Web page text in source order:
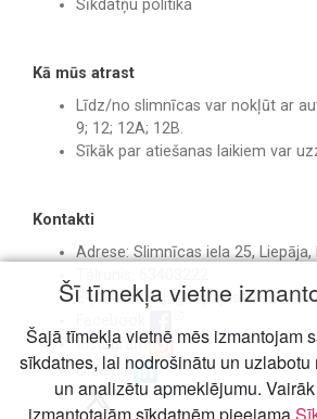
Sīkdatņu politika
Kā mūs atrast
Līdz/no slimnīcas var nokļūt ar
9; 12; 12A; 12B.
Sīkāk par atiešanas laikiem var
Kontakti
Adrese: Slimnīcas iela 25, Liepāja,
E-pasts:birojs@liepajasslimnica.lv
Instagram
Linkedin
Šī tīmekļa vietne
Šajā tīmekļa vietnē mēs izmantojam
sīkdatnes, lai nodrošinātu un
un analizētu apmeklējumu.